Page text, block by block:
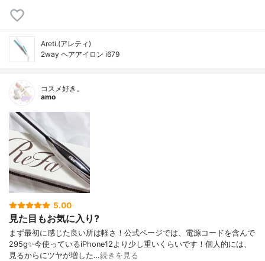
Areti.(アレティ)
2way ヘアアイロン i679
コスメ好き。
amo
5.00
見た目もお気に入り?
まず最初に感じた良い所は軽さ！公式ページでは、電源コードを含んで
295g✨今使っているiPhone12より少し重いくらいです！個人的には、
見るからにツヤが増した…続きを見る